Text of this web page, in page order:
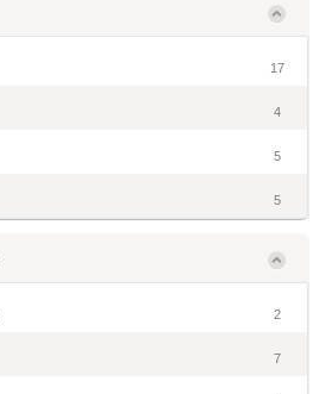
17
4
5
5
2
7